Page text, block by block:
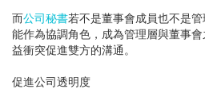
而公司秘書若不是董事會成員也不是
能作為協調角色，成為管理層與董事
益衝突促進雙方的溝通。
促進公司透明度